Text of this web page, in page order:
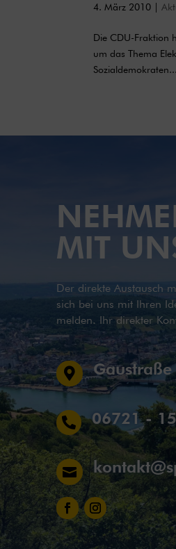
4. März 2010
Die CDU-Fraktion
um das Thema
Sozialdemokraten...
MIT
Der direkte Austausch
sich bei uns mit Ihren
melden. Ihr direkter

 06721 -
